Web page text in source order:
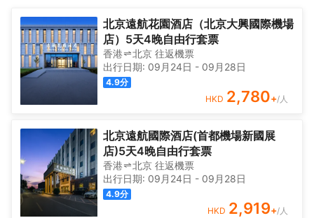
北京遠航花園酒店（北京大興國際機場
店）5天4晚自由行套票
香港 北京 往返機票
出行日期: 09月24日 - 09月28日
4.9分
HKD 2,780+/人
北京遠航國際酒店(首都機場新國展
店)5天4晚自由行套票
香港 北京 往返機票
出行日期: 09月24日 - 09月28日
4.9分
HKD 2,919+/人